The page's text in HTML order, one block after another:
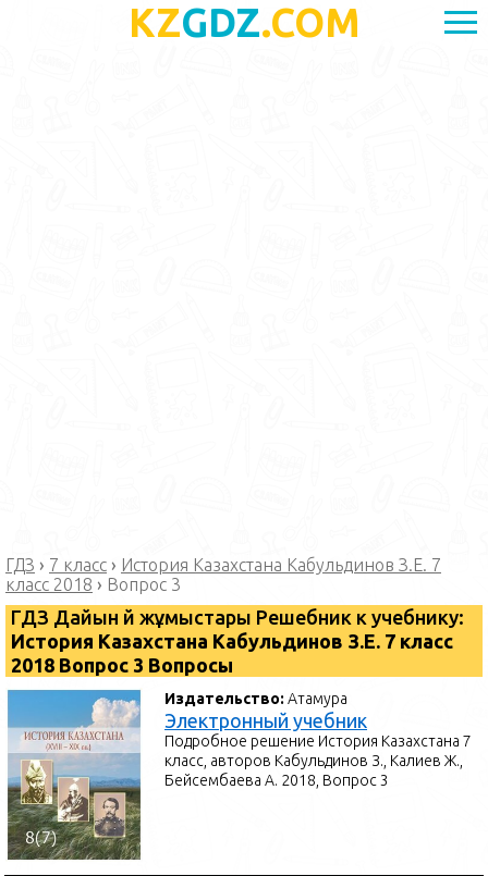
KZGDZ.COM
ГДЗ › 7 класс › История Казахстана Кабульдинов З.Е. 7
класс 2018 › Вопрос 3
ГДЗ Дайын үй жұмыстары Решебник к учебнику:
История Казахстана Кабульдинов З.Е. 7 класс
2018 Вопрос 3 Вопросы
Издательство:Атамура
Электронный учебник
Подробное решение История Казахстана 7
класс, авторов Кабульдинов З., Калиев Ж.,
Бейсембаева А. 2018, Вопрос 3